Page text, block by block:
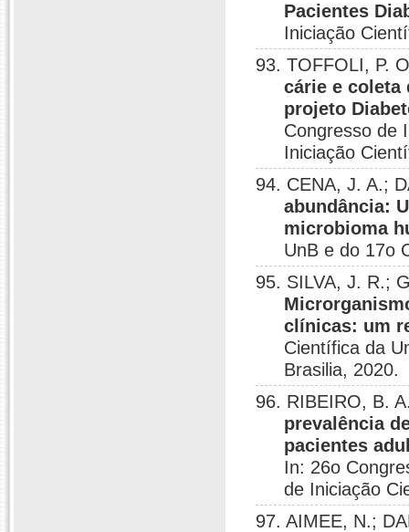
Pacientes
Iniciação
93. TOFFOLI, P.
cárie e coleta
projeto
Congresso de
Iniciação
94. CENA, J. A.;
abundância:
microbioma
UnB e do 17o
95. SILVA, J. R.;
clínicas: um
Científica da
Brasilia, 2020.
96. RIBEIRO, B.
prevalência
pacientes
In: 26o
de Iniciação
97. AIMEE, N.;